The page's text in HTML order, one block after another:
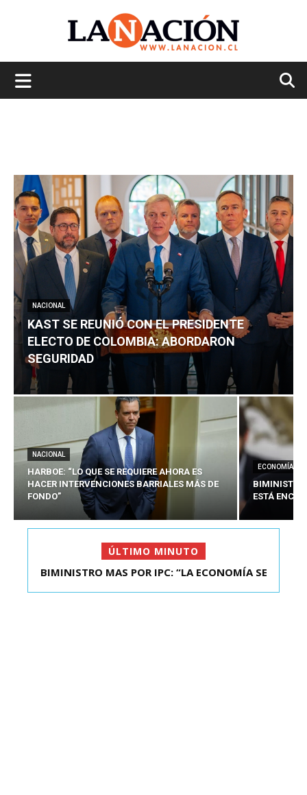
NACIONAL
KAST SE REUNIÓ CON EL PRESIDENTE
ELECTO DE COLOMBIA: ABORDARON
SEGURIDAD
NACIONAL
HARBOE: “LO QUE SE REQUIERE AHORA ES
HACER INTERVENCIONES BARRIALES MÁS DE
FONDO”
ECONOMÍA
BIMINISTRO
ESTÁ
ÚLTIMO MINUTO
KAST SE REUNIÓ CON EL PRESIDENTE ELECTO DE
BIMINISTRO MAS POR IPC: “LA ECONOMÍA SE